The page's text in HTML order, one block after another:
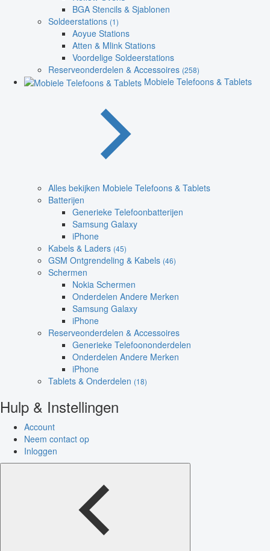
BGA Stencils & Sjablonen
Soldeerstations (1)
Aoyue Stations
Atten & Mlink Stations
Voordelige Soldeerstations
Reserveonderdelen & Accessoires (258)
Mobiele Telefoons & Tablets
Alles bekijken Mobiele Telefoons & Tablets
Batterijen
Generieke Telefoonbatterijen
Samsung Galaxy
iPhone
Kabels & Laders (45)
GSM Ontgrendeling & Kabels (46)
Schermen
Nokia Schermen
Onderdelen Andere Merken
Samsung Galaxy
iPhone
Reserveonderdelen & Accessoires
Generieke Telefoononderdelen
Onderdelen Andere Merken
iPhone
Tablets & Onderdelen (18)
Hulp & Instellingen
Account
Neem contact op
Inloggen